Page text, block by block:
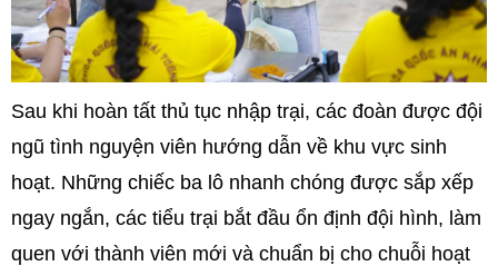
Sau khi hoàn tất thủ tục nhập trại, các đoàn được đội
ngũ tình nguyện viên hướng dẫn về khu vực sinh
hoạt. Những chiếc ba lô nhanh chóng được sắp xếp
ngay ngắn, các tiểu trại bắt đầu ổn định đội hình, làm
quen với thành viên mới và chuẩn bị cho chuỗi hoạt